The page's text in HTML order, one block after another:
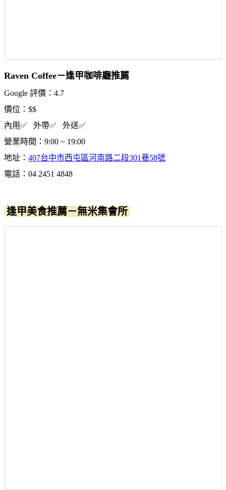
Raven Coffee－逢甲咖啡廳推薦
Google 評價：4.7
價位：$$
內用✅ 外帶✅ 外送✅
營業時間：9:00 ~ 19:00
地址： 407台中市西屯區河南路二段301巷58號
電話：04 2451 4848
逢甲美食推薦－無米集會所